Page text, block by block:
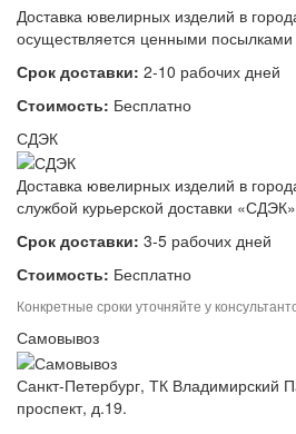
Доставка ювелирных изделий в
осуществляется ценными посылками
Срок доставки: 2-10 рабочих дней
Стоимость: Бесплатно
СДЭК
Доставка ювелирных изделий в
службой курьерской доставки
Срок доставки: 3-5 рабочих дней
Стоимость: Бесплатно
Конкретные сроки уточняйте у
Самовывоз
Санкт-Петербург, ТК Владимирский
проспект, д.19.